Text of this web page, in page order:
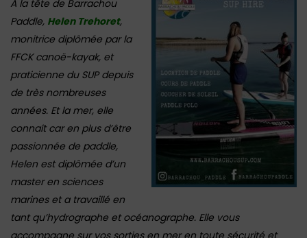
A la tête de Barrachou
Paddle, Helen Trehoret,
monitrice diplômée par la
FFCK canoë-kayak, et
praticienne du SUP depuis
de très nombreuses
années. Et la mer, elle
connaît car en plus d’être
passionnée de paddle,
Helen est diplômée d’un
master en sciences
marines et a travaillé en
tant qu’hydrographe et océanographe. Elle vous
accompagne sur vos sorties en mer en toute sécurité et